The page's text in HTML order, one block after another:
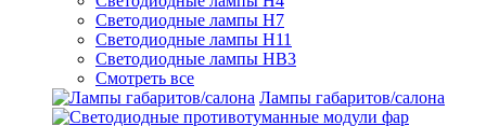
Светодиодные лампы H7
Светодиодные лампы H11
Светодиодные лампы HB3
Смотреть все
Лампы габаритов/салона